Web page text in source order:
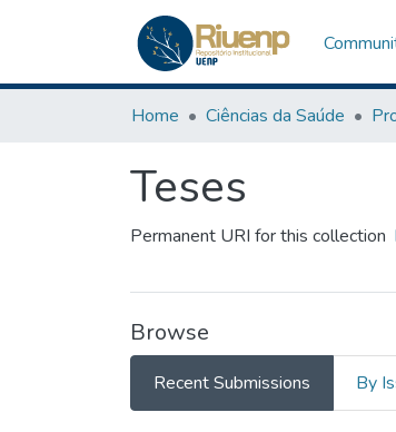
Home Ciências da Saúde
Teses
Permanent URI for this collection
Browse
Recent Submissions By